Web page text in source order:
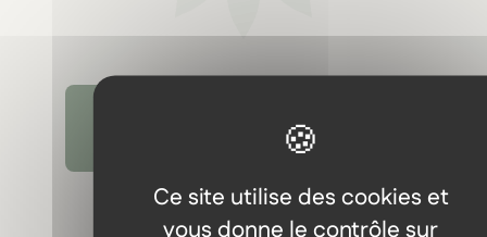
Ce site utilise des cookies et
vous donne le contrôle sur
Découvrir tous les témoignages